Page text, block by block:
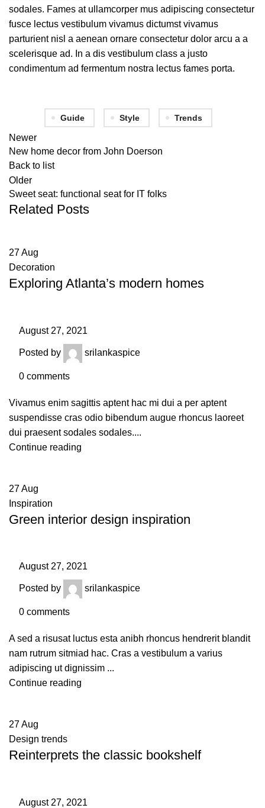
sodales. Fames at ullamcorper mus adipiscing consectetur
fusce lectus vestibulum vivamus dictumst vivamus
parturient nisl a aenean ornare consectetur dolor arcu a a
scelerisque ad. In a dis vestibulum class a justo
condimentum ad fermentum nostra lectus fames porta.
Guide Style Trends
Newer
New home decor from John Doerson
Back to list
Older
Sweet seat: functional seat for IT folks
Related Posts
27Aug
Decoration
Exploring Atlanta’s modern homes
August 27, 2021
Posted by srilankaspice
0 comments
Vivamus enim sagittis aptent hac mi dui a per aptent
suspendisse cras odio bibendum augue rhoncus laoreet
dui praesent sodales sodales....
Continue reading
27Aug
Inspiration
Green interior design inspiration
August 27, 2021
Posted by srilankaspice
0 comments
A sed a risusat luctus esta anibh rhoncus hendrerit blandit
nam rutrum sitmiad hac. Cras a vestibulum a varius
adipiscing ut dignissim ...
Continue reading
27Aug
Design trends
Reinterprets the classic bookshelf
August 27, 2021